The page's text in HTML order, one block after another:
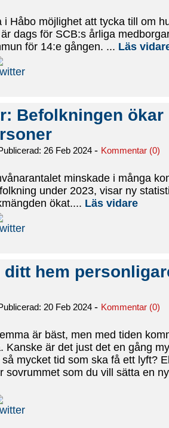
i Håbo möjlighet att tycka till om
dags för SCB:s årliga
för 14:e gången. ... Läs
Befolkningen ökar
26 Feb 2024 - Kommentar (0)
minskade i många
under 2023, visar ny
ökat.... Läs vidare
ditt hem
20 Feb 2024 - Kommentar (0)
är bäst, men med tiden
Kanske är det just det en gång
mycket tid som ska få ett lyft?
sovrummet som du vill sätta en